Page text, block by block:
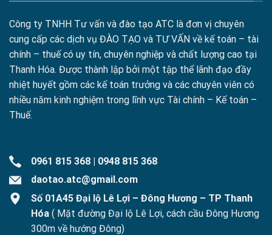
Công ty TNHH Tư vấn và đào tạo ATC là đơn vị chuyên
cung cấp các dịch vụ ĐÀO TẠO và TƯ VẤN về kế toán – tài
chính – thuế có uy tín, chuyên nghiệp và chất lượng cao tại
Thanh Hóa. Được thành lập bởi một tập thể lãnh đạo đầy
nhiệt huyết gồm các kế toán trưởng và các chuyên viên có
nhiều năm kinh nghiệm trong lĩnh vực Tài chính – Kế toán –
Thuế.
0961 815 368
0948 815 368
daotao.atc@gmail.com
Số 01A45 Đại lộ Lê Lợi – Đông Hương – TP Thanh
Hóa ( Mặt đường Đại lộ Lê Lợi, cách cầu Đông Hương
300m về hướng Đông)